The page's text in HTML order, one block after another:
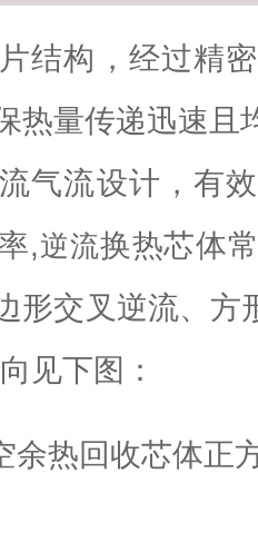
片结构，经过精
热量传递迅速且
流气流设计，有
,逆流换热芯体
形交叉逆流、方
见下图：